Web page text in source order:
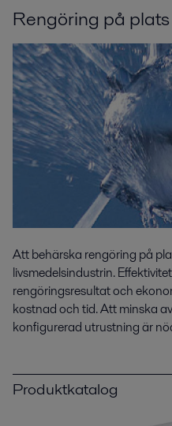
Rengöring på plats
Att behärska rengöring på
livsmedelsindustrin.
rengöringsresultat och
kostnad och tid. Att minska
konfigurerad utrustning är
Produktkatalog